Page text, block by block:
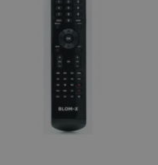
heeft
meerdere
variaties.
Deze
optie
kan
gekozen